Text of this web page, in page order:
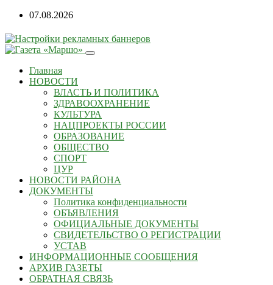
Перейти
содержанию
07.08.2026
Главная
НОВОСТИ
ВЛАСТЬ И ПОЛИТИКА
ЗДРАВООХРАНЕНИЕ
КУЛЬТУРА
НАЦПРОЕКТЫ РОССИИ
ОБРАЗОВАНИЕ
ОБЩЕСТВО
СПОРТ
ЦУР
НОВОСТИ РАЙОНА
ДОКУМЕНТЫ
Политика конфиденциальности
ОБЪЯВЛЕНИЯ
ОФИЦИАЛЬНЫЕ ДОКУМЕНТЫ
СВИДЕТЕЛЬСТВО О РЕГИСТРАЦИИ
УСТАВ
ИНФОРМАЦИОННЫЕ СООБЩЕНИЯ
АРХИВ ГАЗЕТЫ
ОБРАТНАЯ СВЯЗЬ